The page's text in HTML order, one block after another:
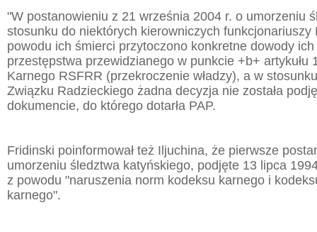
"W postanowieniu z 21 września 2004 r. o umorzeniu
stosunku do niektórych kierowniczych funkcjonariuszy
powodu ich śmierci przytoczono konkretne dowody ich
przestępstwa przewidzianego w punkcie +b+ artykułu
Karnego RSFRR (przekroczenie władzy), a w
Związku Radzieckiego żadna decyzja nie została
dokumencie, do którego dotarła PAP.
Fridinski poinformował też Iljuchina, że pierwsze
umorzeniu śledztwa katyńskiego, podjęte 13 lipca
z powodu "naruszenia norm kodeksu karnego i
karnego".